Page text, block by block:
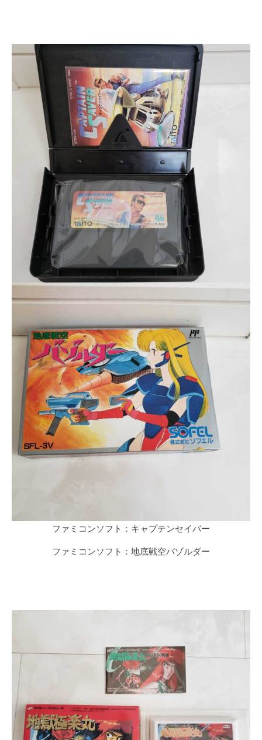
ファミコンソフト：キャプテンセイバー
ファミコンソフト：地底戦空バゾルダー